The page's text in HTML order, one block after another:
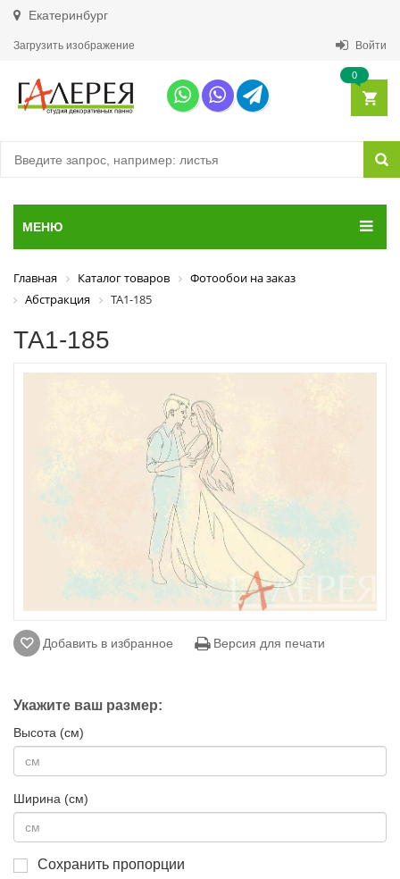
Екатеринбург
Загрузить изображение Войти
0
МЕНЮ
Главная Каталог товаров
Фотообои на заказ
Абстракция
ТА1-185
ТА1-185
Добавить в избранное Версия для печати
Укажите ваш размер:
Высота (см)
Ширина (см)
Сохранить пропорции